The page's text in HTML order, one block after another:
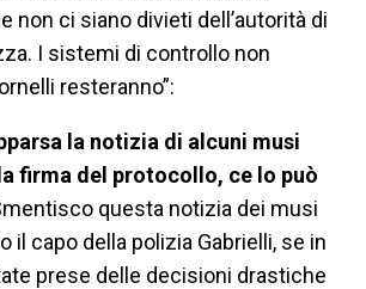
non ci siano divieti dell’autorità di
I sistemi di controllo non
resteranno”:
la notizia di alcuni musi
firma del protocollo, ce lo può
questa notizia dei musi
il capo della polizia Gabrielli, se in
prese delle decisioni drastiche